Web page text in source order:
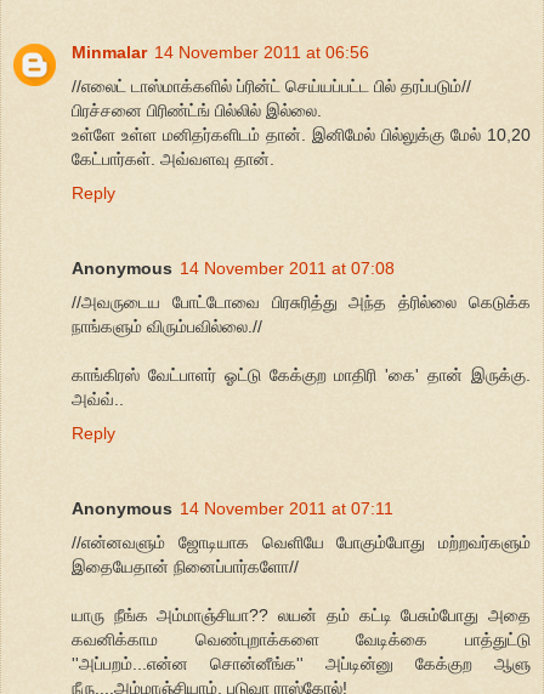
Minmalar 14 November 2011 at 06:56
//எலைட் டாஸ்மாக்களில் ப்ரின்ட் செய்யப்பட்ட பில் தரப்படும்//
பிரச்சனை பிரிண்ட்ங் பில்லில் இல்லை.
உள்ளே உள்ள மனிதர்களிடம் தான். இனிமேல் பில்லுக்கு மேல் 10,20
கேட்பார்கள். அவ்வளவு தான்.
Reply
Anonymous 14 November 2011 at 07:08
//அவருடைய போட்டோவை பிரசுரித்து அந்த த்ரில்லை கெடுக்க
நாங்களும் விரும்பவில்லை.//
காங்கிரஸ் வேட்பாளர் ஓட்டு கேக்குற மாதிரி 'கை' தான் இருக்கு.
அவ்வ்..
Reply
Anonymous 14 November 2011 at 07:11
//என்னவளும் ஜோடியாக வெளியே போகும்போது மற்றவர்களும்
இதையேதான் நினைப்பார்களோ//
யாரு நீங்க அம்மாஞ்சியா?? லயன் தம் கட்டி பேசும்போது அதை
கவனிக்காம வெண்புறாக்களை வேடிக்கை பாத்துட்டு
''அப்பறம்...என்ன சொன்னீங்க'' அப்டின்னு கேக்குற ஆளு
நீரு....அம்மாஞ்சியாம். படுவா ராஸ்கோல்!